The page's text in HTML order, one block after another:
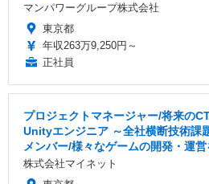
マンパワーグループ株式会社
東京都
年収263万9,250円～
正社員
プロジェクトマネージャー/将来の
Unityエンジニア ～全社横断技術課
メンバー/様々なゲームの開発・運
株式会社マイネット